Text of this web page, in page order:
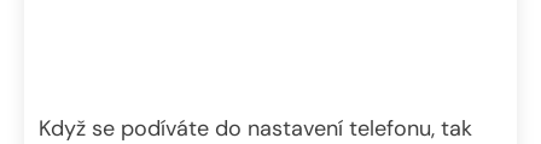
Když se podíváte do nastavení telefonu, tak